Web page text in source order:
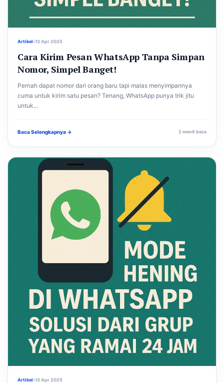
Artikel•13 Apr 2025
Cara Kirim Pesan WhatsApp Tanpa Simpan
Nomor, Simpel Banget!
Pernah dapat nomor dari orang baru tapi malas menyimpannya
cuma untuk kirim satu pesan? Tenang, WhatsApp punya trik jitu
untuk...
Baca Selengkapnya → 2 menit baca
Artikel•13 Apr 2025